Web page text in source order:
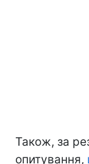
Також, за
опитування,